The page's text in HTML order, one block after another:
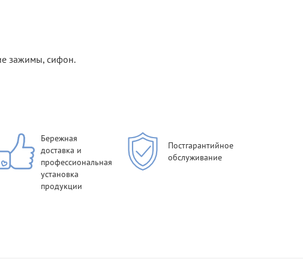
зажимы, сифон.
Бережная
доставка и
профессиональная
установка
продукции
Постгарантийное
обслуживание